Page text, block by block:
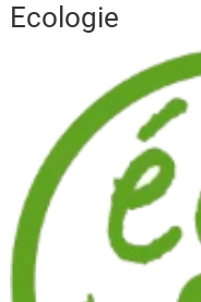
Ecologie